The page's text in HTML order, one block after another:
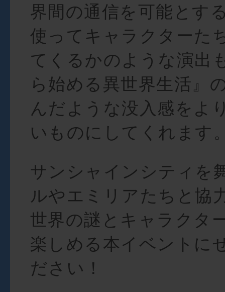
界間の通信を可能とす
使ってキャラクターた
てくるかのような演出
ら始める異世界生活』
んだような没入感をよ
いものにしてくれます
サンシャインシティを
ルやエミリアたちと協
世界の謎とキャラクタ
楽しめる本イベントに
ださい！